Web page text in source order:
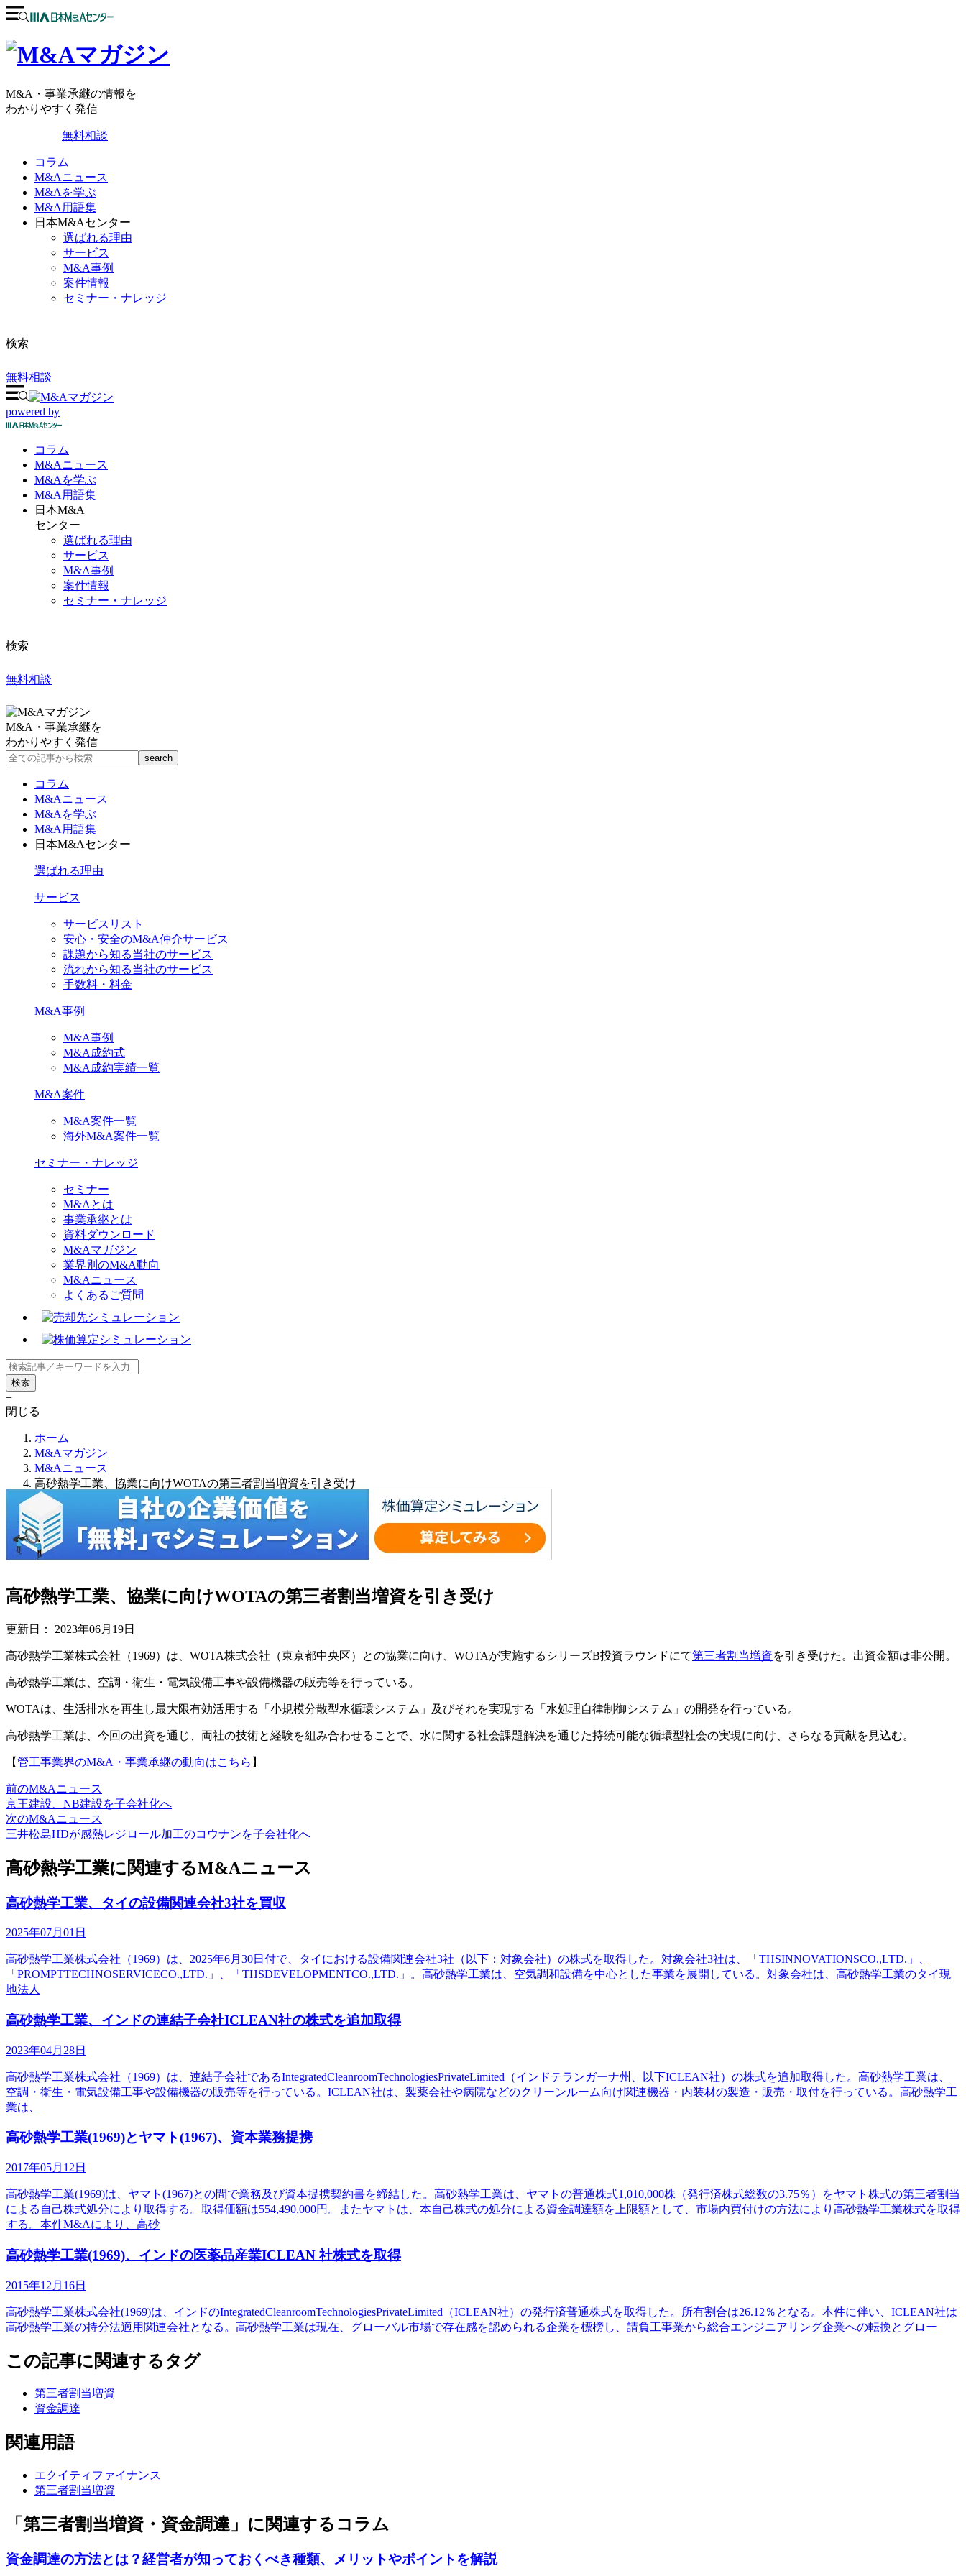
M&A・事業承継の情報を
わかりやすく発信
無料相談
コラム
M&Aニュース
M&Aを学ぶ
M&A用語集
日本M&Aセンター
選ばれる理由
サービス
M&A事例
案件情報
セミナー・ナレッジ
検索
無料相談
powered by
コラム
M&Aニュース
M&Aを学ぶ
M&A 用語集
日本M&A
センター
選ばれる理由
サービス
M&A事例
案件情報
セミナー・ナレッジ
検索
無料相談
M&A・事業承継を
わかりやすく発信
コラム
M&Aニュース
M&Aを学ぶ
M&A用語集
日本M&Aセンター
選ばれる理由
サービス
サービスリスト
安心・安全のM&A仲介サービス
課題から知る当社のサービス
流れから知る当社のサービス
手数料・料金
M&A事例
M&A事例
M&A成約式
M&A成約実績一覧
M&A案件
M&A案件一覧
海外M&A案件一覧
セミナー・ナレッジ
セミナー
M&Aとは
事業承継とは
資料ダウンロード
M&Aマガジン
業界別のM&A動向
M&Aニュース
よくあるご質問
+
閉じる
ホーム
M&Aマガジン
M&Aニュース
高砂熱学工業、協業に向けWOTAの第三者割当増資を引き受け
高砂熱学工業、協業に向けWOTAの第三者割当増資を引き受け
更新日： 2023年06月19日
高砂熱学工業株式会社（1969）は、WOTA株式会社（東京都中央区）との協業に向け、WOTAが実施するシリーズB投資ラウンドにて第三者割当増資を引き受けた。出資金額は非公開。
高砂熱学工業は、空調・衛生・電気設備工事や設備機器の販売等を行っている。
WOTAは、生活排水を再生し最大限有効活用する「小規模分散型水循環システム」及びそれを実現する「水処理自律制御システム」の開発を行っている。
高砂熱学工業は、今回の出資を通じ、両社の技術と経験を組み合わせることで、水に関する社会課題解決を通じた持続可能な循環型社会の実現に向け、さらなる貢献を見込む。
【管工事業界のM&A・事業承継の動向はこちら 】
前のM&Aニュース
京王建設、NB建設を子会社化へ
次のM&Aニュース
三井松島HDが感熱レジロール加工のコウナンを子会社化へ
高砂熱学工業に関連するM&Aニュース
高砂熱学工業、タイの設備関連会社3社を買収
2025年07月01日
高砂熱学工業株式会社（1969）は、2025年6月30日付で、タイにおける設備関連会社3社（以下：対象会社）の株式を取得した。対象会社3社は、「THSINNOVATIONSCO.,LTD.」、
「PROMPTTECHNOSERVICECO.,LTD.」、「THSDEVELOPMENTCO.,LTD.」。高砂熱学工業は、空気調和設備を中心とした事業を展開している。対象会社は、高砂熱学工業のタイ現
地法人
高砂熱学工業、インドの連結子会社ICLEAN社の株式を追加取得
2023年04月28日
高砂熱学工業株式会社（1969）は、連結子会社であるIntegratedCleanroomTechnologiesPrivateLimited（インドテランガーナ州、以下ICLEAN社）の株式を追加取得した。高砂熱学工業は、
空調・衛生・電気設備工事や設備機器の販売等を行っている。ICLEAN社は、製薬会社や病院などのクリーンルーム向け関連機器・内装材の製造・販売・取付を行っている。高砂熱学工
業は、
高砂熱学工業(1969)とヤマト(1967)、資本業務提携
2017年05月12日
高砂熱学工業(1969)は、ヤマト(1967)との間で業務及び資本提携契約書を締結した。高砂熱学工業は、ヤマトの普通株式1,010,000株（発行済株式総数の3.75％）をヤマト株式の第三者割当
による自己株式処分により取得する。取得価額は554,490,000円。またヤマトは、本自己株式の処分による資金調達額を上限額として、市場内買付けの方法により高砂熱学工業株式を取得
する。本件M&Aにより、高砂
高砂熱学工業(1969)、インドの医薬品産業ICLEAN 社株式を取得
2015年12月16日
高砂熱学工業株式会社(1969)は、インドのIntegratedCleanroomTechnologiesPrivateLimited（ICLEAN社）の発行済普通株式を取得した。所有割合は26.12％となる。本件に伴い、ICLEAN社は
高砂熱学工業の持分法適用関連会社となる。高砂熱学工業は現在、グローバル市場で存在感を認められる企業を標榜し、請負工事業から総合エンジニアリング企業への転換とグロー
この記事に関連するタグ
第三者割当増資
資金調達
関連用語
エクイティファイナンス
第三者割当増資
「第三者割当増資・資金調達」に関連するコラム
資金調達の方法とは？経営者が知っておくべき種類、メリットやポイントを解説